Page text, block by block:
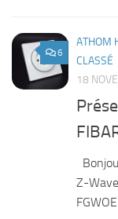
6
ATHOM
CLASSÉ
18
Z-